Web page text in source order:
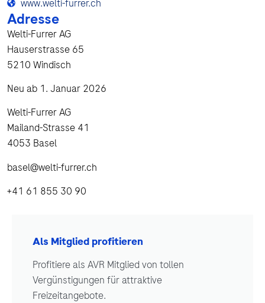
Adresse
Welti-Furrer AG
Hauserstrasse 65
5210 Windisch
Neu ab 1. Januar 2026
Welti-Furrer AG
Mailand-Strasse 41
4053 Basel
basel@welti-furrer.ch
+41 61 855 30 90
Als Mitglied profitieren
Profitiere als AVR Mitglied von tollen
Vergünstigungen für attraktive
Freizeitangebote.